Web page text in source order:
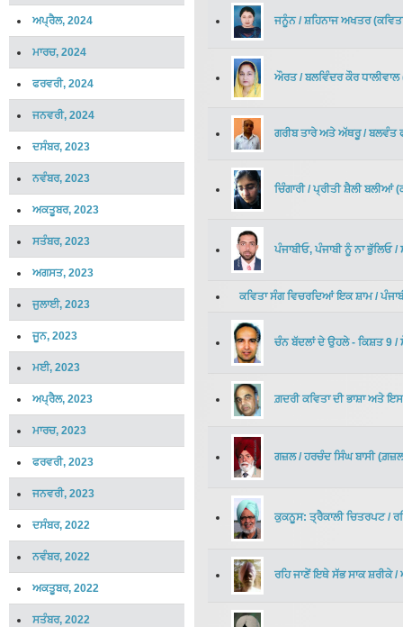
ਅਪ੍ਰੈਲ, 2024
ਮਾਰਚ, 2024
ਫਰਵਰੀ, 2024
ਜਨਵਰੀ, 2024
ਦਸੰਬਰ, 2023
ਨਵੰਬਰ, 2023
ਅਕਤੂਬਰ, 2023
ਸਤੰਬਰ, 2023
ਅਗਸਤ, 2023
ਜੁਲਾਈ, 2023
ਜੂਨ, 2023
ਮਈ, 2023
ਅਪ੍ਰੈਲ, 2023
ਮਾਰਚ, 2023
ਫਰਵਰੀ, 2023
ਜਨਵਰੀ, 2023
ਦਸੰਬਰ, 2022
ਨਵੰਬਰ, 2022
ਅਕਤੂਬਰ, 2022
ਸਤੰਬਰ, 2022
ਜਨੂੰਨ/ ਸ਼ਹਿਨਾਜ ਅਖਤਰ(
ਔਰਤ/ ਬਲਵਿੰਦਰ ਕੌਰ ਧਾਲੀਵਾਲ
ਗਰੀਬ ਤਾਰੇ ਅਤੇ ਅੱਥਰੂ/ ਬਲਵੰਤ
ਚਿੰਗਾਰੀ/ ਪ੍ਰੀਤੀ ਸ਼ੈਲੀ ਬਲੀਆਂ(
ਪੰਜਾਬੀਓ, ਪੰਜਾਬੀ ਨੂੰ ਨਾ ਭੁੱਲਿਓ/
ਕਵਿਤਾ ਸੰਗ ਵਿਚਰਦਿਆਂ ਇਕ ਸ਼ਾਮ/
ਚੰਨ ਬੱਦਲਾਂ ਦੇ ਉਹਲੇ - ਕਿਸ਼ਤ 9 /
ਗ਼ਦਰੀ ਕਵਿਤਾ ਦੀ ਭਾਸ਼ਾ ਅਤੇ
ਗਜ਼ਲ/ ਹਰਚੰਦ ਸਿੰਘ ਬਾਸੀ(
ਕੁਕਨੂਸ: ਤ੍ਰੈਕਾਲੀ ਚਿਤਰਪਟ/
ਰਹਿ ਜਾਣੇਂ ਇਥੇ ਸੱਭ ਸਾਕ ਸ਼ਰੀਕੇ/